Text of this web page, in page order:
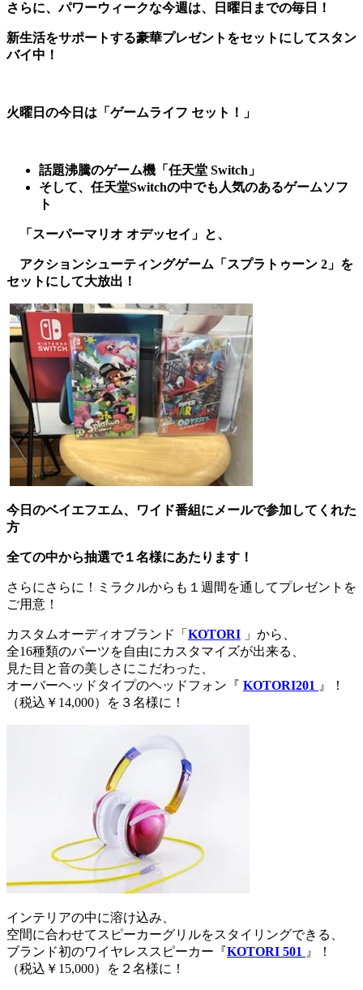
さらに、パワーウィークな今週は、日曜日までの毎日！
新生活をサポートする豪華プレゼントをセットにしてスタン
バイ中！
火曜日の今日は 「ゲームライフ セット！」
話題沸騰のゲーム機「任天堂 Switch」
そして、任天堂Switchの中でも人気のあるゲームソフ
ト
「スーパーマリオ オデッセイ」と、
アクションシューティングゲーム「スプラトゥーン 2」を
セットにして大放出！
今日のベイエフエム、ワイド番組にメールで参加してくれた
方
全ての中から抽選で１名様にあたります！
さらにさらに！ミラクルからも１週間を通してプレゼントを
ご用意！
カスタムオーディオブランド「 KOTORI 」から、
全16種類のパーツを自由にカスタマイズが出来る、
見た目と音の美しさにこだわった、
オーバーヘッドタイプのヘッドフォン『 KOTORI201 』！
（税込￥14,000）を３名様に！
インテリアの中に溶け込み、
空間に合わせてスピーカーグリルをスタイリングできる、
ブランド初のワイヤレススピーカー『KOTORI 501 』！
（税込￥15,000）を２名様に！